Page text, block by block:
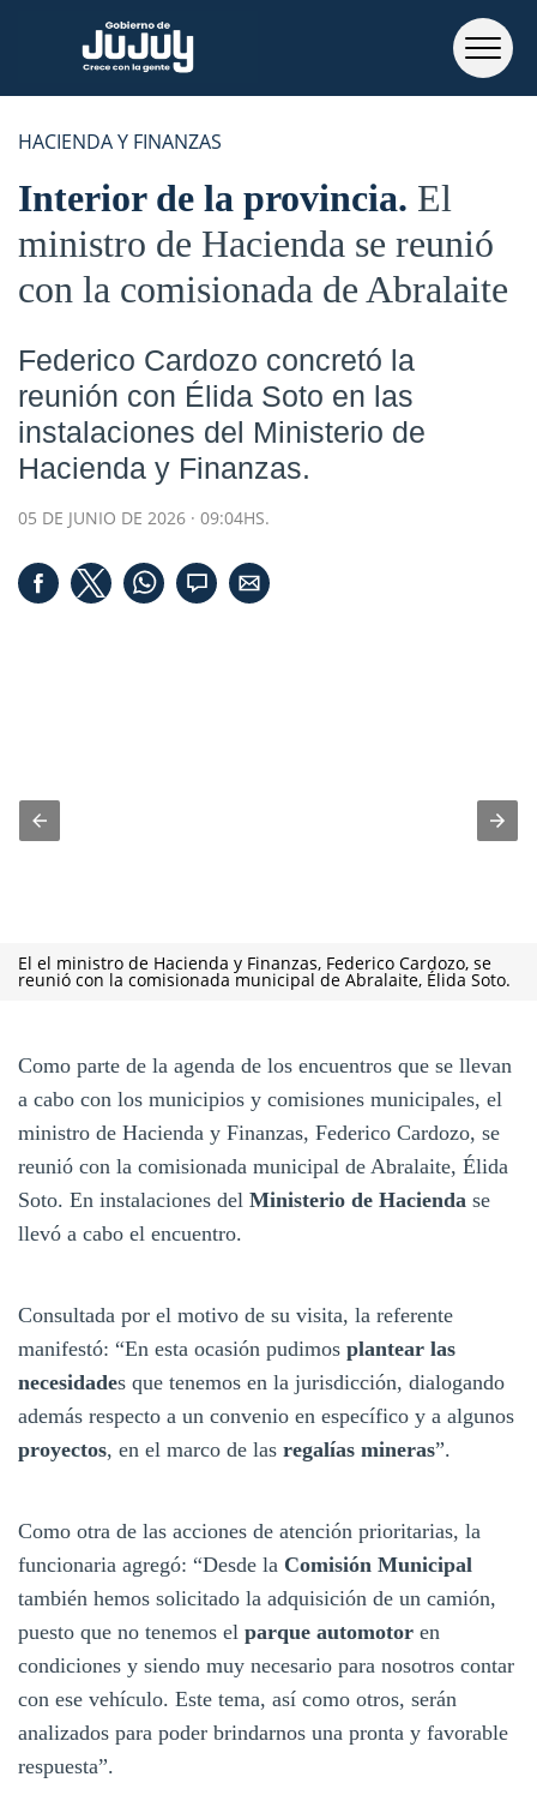
HACIENDA Y FINANZAS
Interior de la provincia El
ministro de Hacienda se reunió
con la comisionada de Abralaite
Federico Cardozo concretó la
reunión con Élida Soto en las
instalaciones del Ministerio de
Hacienda y Finanzas.
05 DE JUNIO DE 2026 · 09:04HS.
El el ministro de Hacienda y Finanzas, Federico Cardozo, se
reunió con la comisionada municipal de Abralaite, Élida Soto.
Como parte de la agenda de los encuentros que se llevan
a cabo con los municipios y comisiones municipales, el
ministro de Hacienda y Finanzas, Federico Cardozo, se
reunió con la comisionada municipal de Abralaite, Élida
Soto. En instalaciones del Ministerio de Hacienda se
llevó a cabo el encuentro.
Consultada por el motivo de su visita, la referente
manifestó: “En esta ocasión pudimos plantear las
necesidades que tenemos en la jurisdicción, dialogando
además respecto a un convenio en específico y a algunos
proyectos, en el marco de las regalías mineras”.
Como otra de las acciones de atención prioritarias, la
funcionaria agregó: “Desde la Comisión Municipal
también hemos solicitado la adquisición de un camión,
puesto que no tenemos el parque automotor en
condiciones y siendo muy necesario para nosotros contar
con ese vehículo. Este tema, así como otros, serán
analizados para poder brindarnos una pronta y favorable
respuesta”.